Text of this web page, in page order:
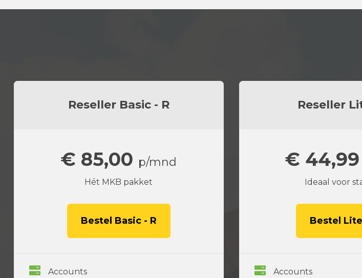
Reseller Basic - R
€ 85,00 p/mnd
Hét MKB pakket
Bestel Basic - R
Accounts
Reseller
€ 44,99
Ideaal voor
Bestel
Accounts